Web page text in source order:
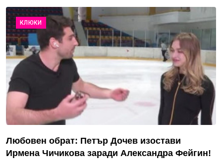
КЛЮКИ
Любовен обрат: Петър Дочев изостави
Ирмена Чичикова заради Александра Фейгин!